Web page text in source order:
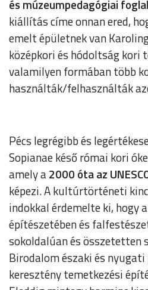
és múzeumpedagógiai
kiállítás címe onnan ered,
emelt épületnek van
középkori és hódoltság kori
valamilyen formában több
használták/felhasználták
Pécs legrégibb és
Sopianae késő római kori
amely a2000 óta az
képezi. A kultúrtörténeti
indokkal érdemelte ki,
építészetében és
sokoldalúan és összetetten
Birodalom északi és
keresztény temetkezési